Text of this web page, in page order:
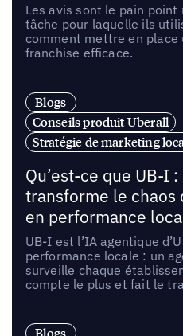
Les avis sont le pain
tâche pour laquelle ils
comment mettre en place
franchise efficace.
Blogs
Conseils produit Uberall
Stratégie de marketing
Qu’est-ce que UB-I
transforme le chaos
en performance
UB-I est l’IA agentique
performance locale : un
surveille chaque
compte le plus et fait le